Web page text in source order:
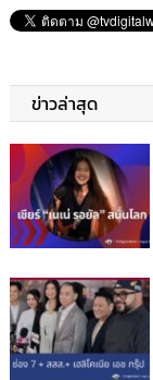
ข่าวล่าสุด